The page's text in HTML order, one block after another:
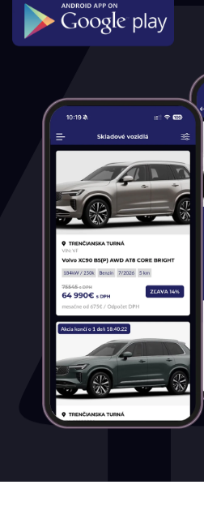
Trenčianska Turná
Trnava
Akciová ponuka
všetky
Benzín
Benzín+LPG
Diesel
Elektromobil
Hybrid
Mild hybrid benzín
Mild hybrid diesel
Plugin hybrid